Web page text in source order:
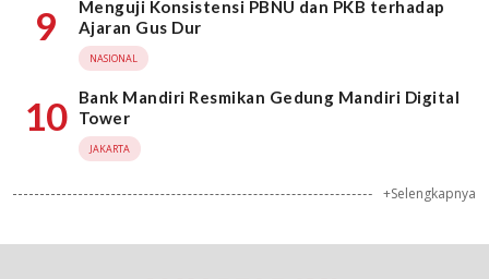
9
Menguji Konsistensi PBNU dan PKB terhadap
Ajaran Gus Dur
NASIONAL
10
Bank Mandiri Resmikan Gedung Mandiri Digital
Tower
JAKARTA
+Selengkapnya